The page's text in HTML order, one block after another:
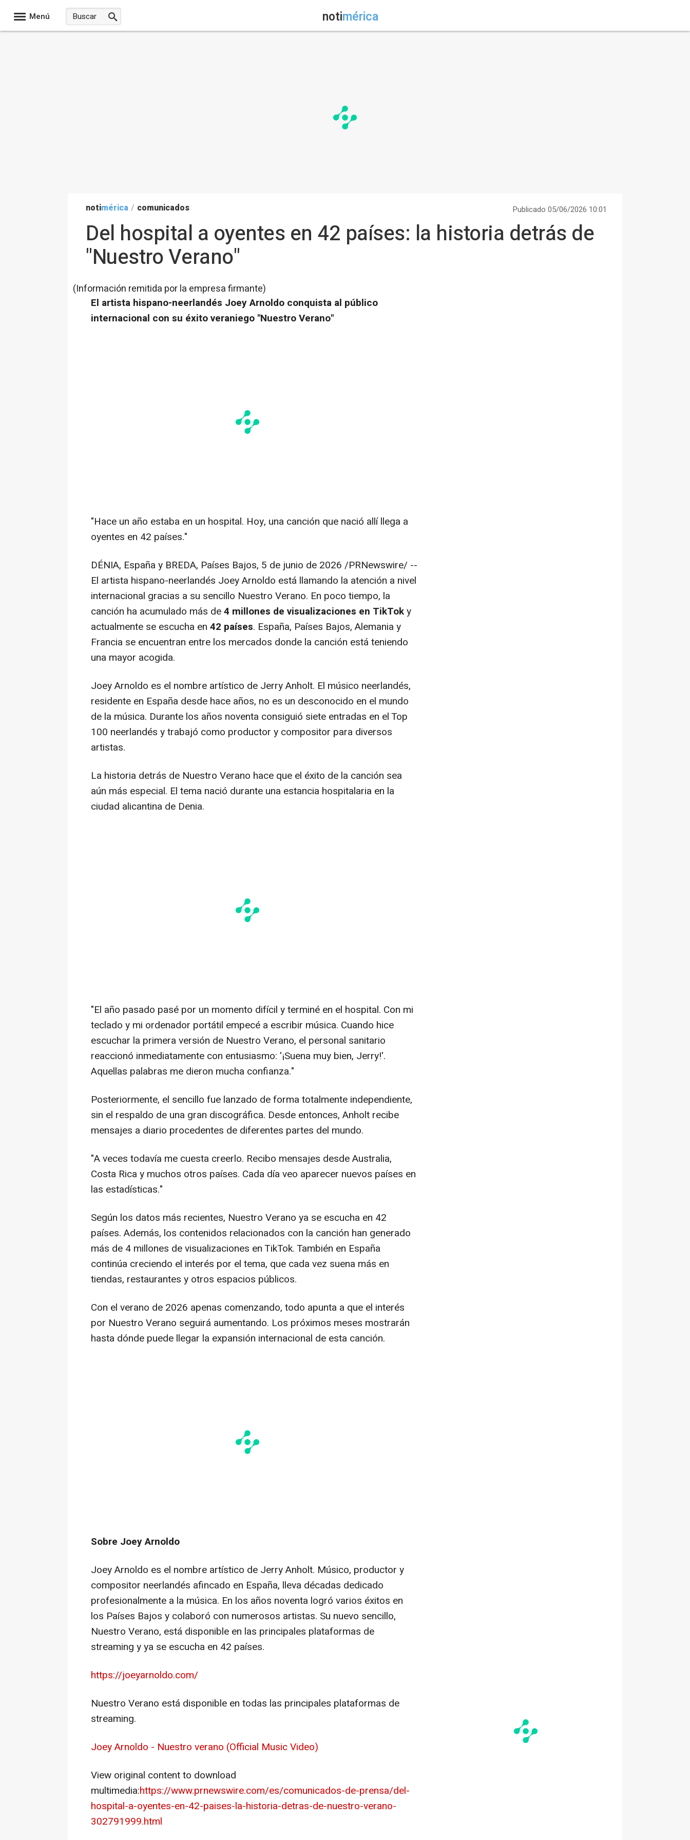
Menú notimérica
notimérica / comunicados Publicado 05/06/2026 10:01
Del hospital a oyentes en 42 países: la historia detrás de
"Nuestro Verano"
(Información remitida por la empresa firmante)
El artista hispano-neerlandés Joey Arnoldo conquista al público
internacional con su éxito veraniego "Nuestro Verano"
"Hace un año estaba en un hospital. Hoy, una canción que nació allí llega a
oyentes en 42 países."
DÉNIA, España y BREDA, Países Bajos, 5 de junio de 2026 /PRNewswire/ --
El artista hispano-neerlandés Joey Arnoldo está llamando la atención a nivel
internacional gracias a su sencillo Nuestro Verano. En poco tiempo, la
canción ha acumulado más de4 millones de visualizaciones en TikToky
actualmente se escucha en 42 países. España, Países Bajos, Alemania y
Francia se encuentran entre los mercados donde la canción está teniendo
una mayor acogida.
Joey Arnoldo es el nombre artístico de Jerry Anholt. El músico neerlandés,
residente en España desde hace años, no es un desconocido en el mundo
de la música. Durante los años noventa consiguió siete entradas en el Top
100 neerlandés y trabajó como productor y compositor para diversos
artistas.
La historia detrás de Nuestro Verano hace que el éxito de la canción sea
aún más especial. El tema nació durante una estancia hospitalaria en la
ciudad alicantina de Denia.
"El año pasado pasé por un momento difícil y terminé en el hospital. Con mi
teclado y mi ordenador portátil empecé a escribir música. Cuando hice
escuchar la primera versión de Nuestro Verano, el personal sanitario
reaccionó inmediatamente con entusiasmo: '¡Suena muy bien, Jerry!'.
Aquellas palabras me dieron mucha confianza."
Posteriormente, el sencillo fue lanzado de forma totalmente independiente,
sin el respaldo de una gran discográfica. Desde entonces, Anholt recibe
mensajes a diario procedentes de diferentes partes del mundo.
"A veces todavía me cuesta creerlo. Recibo mensajes desde Australia,
Costa Rica y muchos otros países. Cada día veo aparecer nuevos países en
las estadísticas."
Según los datos más recientes, Nuestro Verano ya se escucha en 42
países. Además, los contenidos relacionados con la canción han generado
más de 4 millones de visualizaciones en TikTok. También en España
continúa creciendo el interés por el tema, que cada vez suena más en
tiendas, restaurantes y otros espacios públicos.
Con el verano de 2026 apenas comenzando, todo apunta a que el interés
por Nuestro Verano seguirá aumentando. Los próximos meses mostrarán
hasta dónde puede llegar la expansión internacional de esta canción.
Sobre Joey Arnoldo
Joey Arnoldo es el nombre artístico de Jerry Anholt. Músico, productor y
compositor neerlandés afincado en España, lleva décadas dedicado
profesionalmente a la música. En los años noventa logró varios éxitos en
los Países Bajos y colaboró con numerosos artistas. Su nuevo sencillo,
Nuestro Verano, está disponible en las principales plataformas de
streaming y ya se escucha en 42 países.
https://joeyarnoldo.com/
Nuestro Verano está disponible en todas las principales plataformas de
streaming.
Joey Arnoldo - Nuestro verano (Official Music Video)
View original content to download
multimedia:https://www.prnewswire.com/es/comunicados-de-prensa/del-
hospital-a-oyentes-en-42-paises-la-historia-detras-de-nuestro-verano-
302791999.html